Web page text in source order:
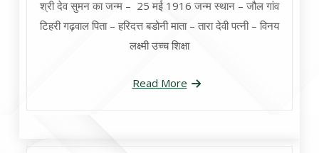
श्री देव सुमन का जन्म – 25 मई 1916 जन्म स्थान – जौल गांव
टिहरी गढ़वाल पिता – हरिदत्त बडोनी माता – तारा देवी पत्नी – विनय
लक्ष्मी उच्च शिक्षा
Read More